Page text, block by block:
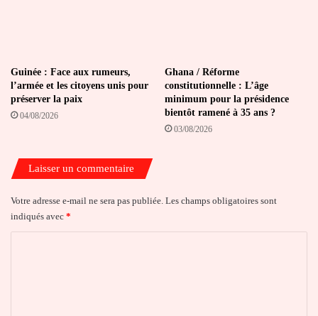
Guinée : Face aux rumeurs,
l’armée et les citoyens unis pour
préserver la paix
04/08/2026
Ghana / Réforme
constitutionnelle : L’âge
minimum pour la présidence
bientôt ramené à 35 ans ?
03/08/2026
Laisser un commentaire
Votre adresse e-mail ne sera pas publiée. Les champs obligatoires sont
indiqués avec *